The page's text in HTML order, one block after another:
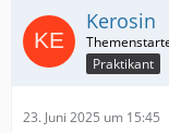
Kerosin
Praktikant
23. Juni 2025 um 15:45